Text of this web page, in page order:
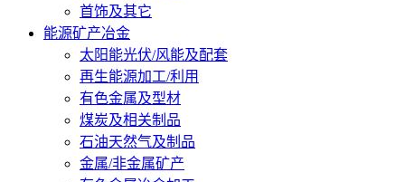
首饰及其它
能源矿产冶金
太阳能光伏/风能及配套
再生能源加工/利用
有色金属及型材
煤炭及相关制品
石油天然气及制品
金属/非金属矿产